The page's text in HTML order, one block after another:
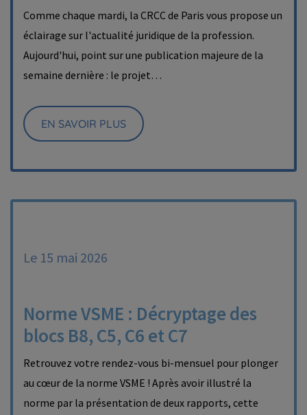
Comme chaque mardi, la CRCC de Paris vous propose un
éclairage sur l'actualité juridique de la profession.
Aujourd'hui, point sur une publication majeure de la
semaine dernière : le projet…
EN SAVOIR PLUS
Le 15 mai 2026
Norme VSME : Décryptage des
blocs B8, C5, C6 et C7
Retrouvez votre rendez-vous bi-mensuel pour plonger
au cœur de la norme VSME ! Après avoir illustré la
norme par la présentation de deux rapports, cette